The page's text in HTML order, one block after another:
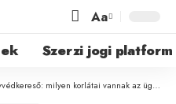
Aa
Szerzi jogi platform
milyen korlátai vannak az ügyvédi tevékenységnek?